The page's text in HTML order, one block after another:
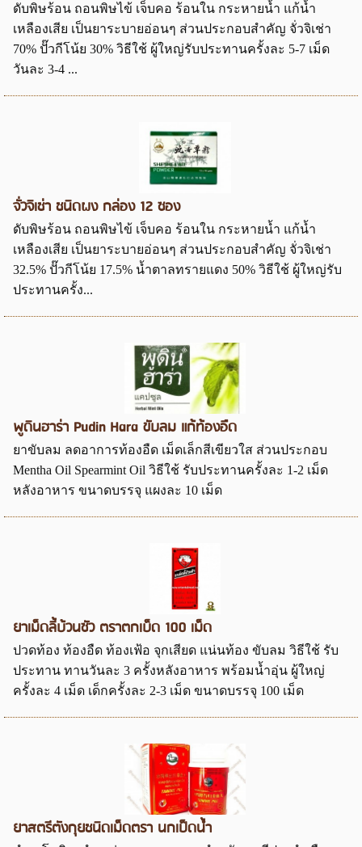
ดับพิษร้อน ถอนพิษไข้ เจ็บคอ ร้อนใน กระหายน้ำ แก้น้ำ
เหลืองเสีย เป็นยาระบายอ่อนๆ ส่วนประกอบสำคัญ จั่วจิเช่า
70% ปั๊วกีโน้ย 30% วิธีใช้ ผู้ใหญ่รับประทานครั้งละ 5-7 เม็ด
วันละ 3-4 ...
จั่วจิเช่า ชนิดผง กล่อง 12 ซอง
ดับพิษร้อน ถอนพิษไข้ เจ็บคอ ร้อนใน กระหายน้ำ แก้น้ำ
เหลืองเสีย เป็นยาระบายอ่อนๆ ส่วนประกอบสำคัญ จั่วจิเช่า
32.5% ปั๊วกีโน้ย 17.5% น้ำตาลทรายแดง 50% วิธีใช้ ผู้ใหญ่รับ
ประทานครั้ง...
พูดินฮาร่า Pudin Hara ขับลม แก้ท้องอืด
ยาขับลม ลดอาการท้องอืด เม็ดเล็กสีเขียวใส ส่วนประกอบ
Mentha Oil Spearmint Oil วิธีใช้ รับประทานครั้งละ 1-2 เม็ด
หลังอาหาร ขนาดบรรจุ แผงละ 10 เม็ด
ยาเม็ดลี้บ้วนซัว ตราตกเบ็ด 100 เม็ด
ปวดท้อง ท้องอืด ท้องเฟ้อ จุกเสียด แน่นท้อง ขับลม วิธีใช้ รับ
ประทาน ทานวันละ 3 ครั้งหลังอาหาร พร้อมน้ำอุ่น ผู้ใหญ่
ครั้งละ 4 เม็ด เด็กครั้งละ 2-3 เม็ด ขนาดบรรจุ 100 เม็ด
ยาสตรีตังกุยชนิดเม็ดตรา นกเป็ดน้ำ